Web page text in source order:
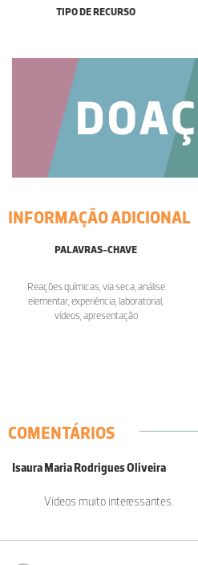
TIPO DE RECURSO
INFORMAÇÃO ADICIONAL
PALAVRAS-CHAVE
Reações químicas, via seca, análise
elementar, experiência, laboratorial,
vídeos, apresentação
COMENTÁRIOS
Isaura Maria Rodrigues Oliveira
Vídeos muito interessantes.